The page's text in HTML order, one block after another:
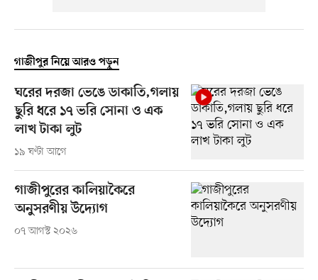
গাজীপুর নিয়ে আরও পড়ুন
ঘরের দরজা ভেঙে ডাকাতি,গলায়
ছুরি ধরে ১৭ ভরি সোনা ও এক
লাখ টাকা লুট
১৯ ঘণ্টা আগে
গাজীপুরের কালিয়াকৈরে
অনুসরণীয় উদ্যোগ
০৭ আগস্ট ২০২৬